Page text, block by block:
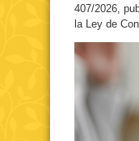
407/2026,
la Ley de